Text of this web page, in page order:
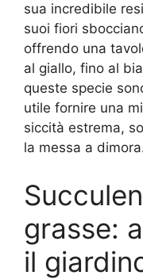
sua incredibile
suoi fiori
offrendo una
al giallo, fino al
queste specie
utile fornire una
siccità estrema,
la messa a
grasse:
il